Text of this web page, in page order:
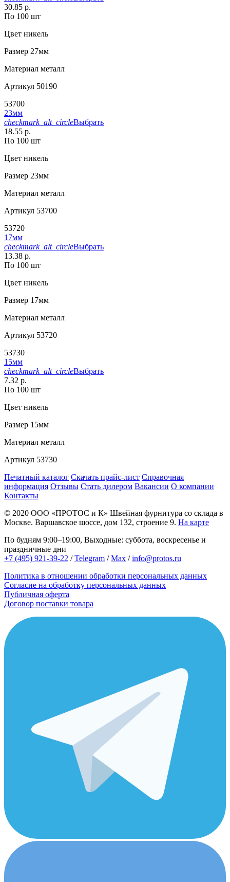
30.85 р.
По 100 шт
Цвет никель
Размер 27мм
Материал металл
Артикул 50190
53700
23мм
checkmark_alt_circleВыбрать
18.55 р.
По 100 шт
Цвет никель
Размер 23мм
Материал металл
Артикул 53700
53720
17мм
checkmark_alt_circleВыбрать
13.38 р.
По 100 шт
Цвет никель
Размер 17мм
Материал металл
Артикул 53720
53730
15мм
checkmark_alt_circleВыбрать
7.32 р.
По 100 шт
Цвет никель
Размер 15мм
Материал металл
Артикул 53730
Печатный каталог Скачать прайс-лист Справочная
информация Отзывы Стать дилером Вакансии О компании
Контакты
© 2020 ООО «ПРОТОС и К» Швейная фурнитура со склада в
Москве. Варшавское шоссе, дом 132, строение 9. На карте
По будням 9:00–19:00, Выходные: суббота, воскресенье и
праздничные дни
+7 (495) 921-39-22 /Telegram /Max /info@protos.ru
Политика в отношении обработки персональных данных
Согласие на обработку персональных данных
Публичная оферта
Договор поставки товара